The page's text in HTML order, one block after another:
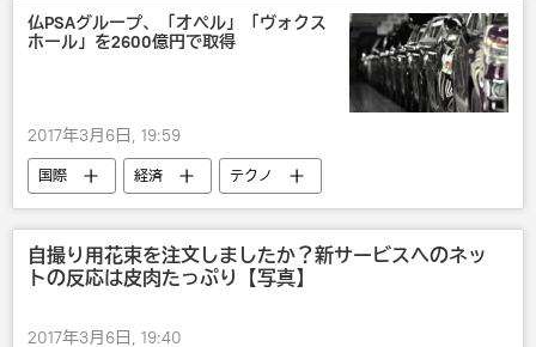
仏PSAグループ、「オペル」「ヴォクス
ホール」を2600億円で取得
2017年3月6日, 19:59
国際 経済 テクノ
自撮り用花束を注文しましたか？新サービスへのネッ
トの反応は皮肉たっぷり【写真】
2017年3月6日, 19:40